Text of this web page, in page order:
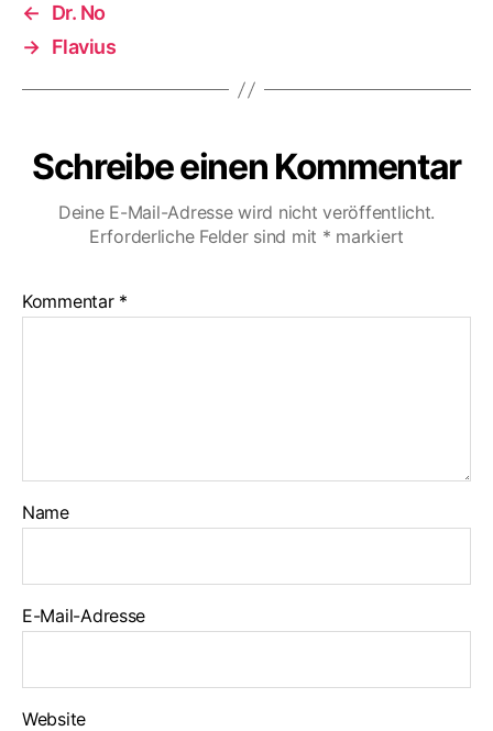
←
Dr. No
→ Flavius
Schreibe einen Kommentar
Deine E-Mail-Adresse wird nicht veröffentlicht.
Erforderliche Felder sind mit * markiert
Kommentar *
Name
E-Mail-Adresse
Website